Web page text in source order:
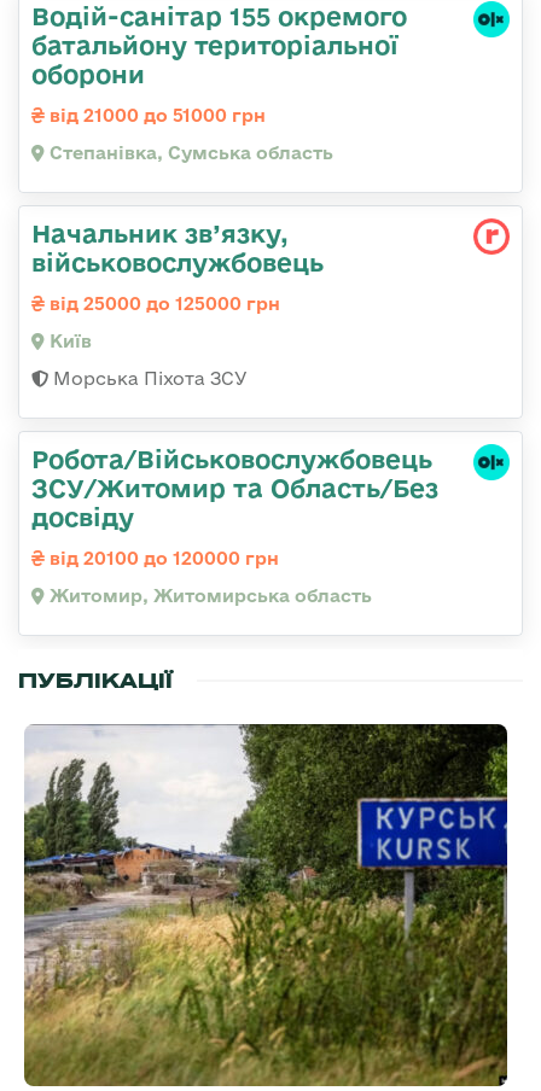
Водій-санітар 155 окремого
батальйону територіальної
оборони
від 21000 до 51000 грн
Степанівка, Сумська область
Начальник зв’язку,
військовослужбовець
від 25000 до 125000 грн
Київ
Морська Піхота ЗСУ
Робота/Військовослужбовець
ЗСУ/Житомир та Область/Без
досвіду
від 20100 до 120000 грн
Житомир, Житомирська область
ПУБЛІКАЦІЇ